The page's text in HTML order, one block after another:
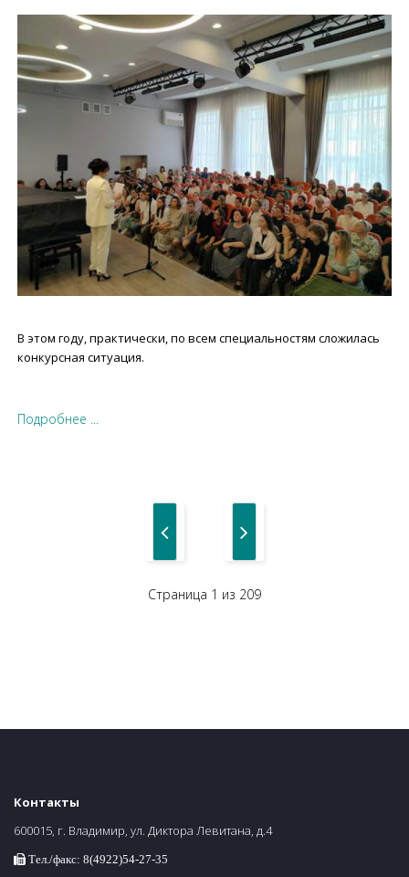
В этом году, практически, по всем специальностям сложилась
конкурсная ситуация.
Подробнее ...
Страница 1 из 209
Контакты
600015, г. Владимир, ул. Диктора Левитана, д.4
Тел./факс: 8(4922)54-27-35